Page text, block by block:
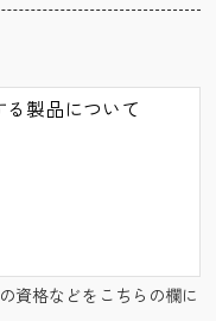
資格などをこちらの欄に